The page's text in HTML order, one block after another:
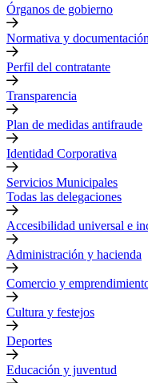
Órganos de gobierno
Normativa y documentación
Perfil del contratante
Transparencia
Plan de medidas antifraude
Identidad Corporativa
Servicios Municipales
Todas las delegaciones
Accesibilidad universal e
Administración y hacienda
Comercio y
Cultura y festejos
Deportes
Educación y juventud